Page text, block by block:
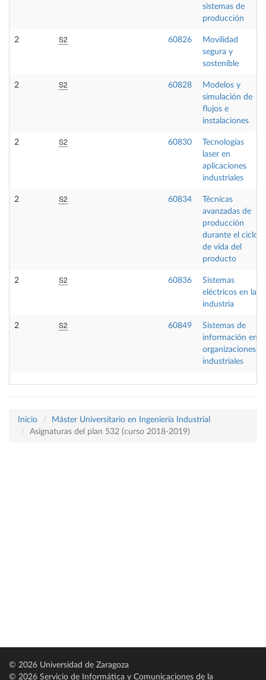
sistemas de
producción
2 S2 60826
Movilidad
segura y
sostenible
2 S2 60828
Modelos y
simulación de
flujos e
instalaciones
2 S2 60830
Tecnologías
laser en
aplicaciones
industriales
2 S2 60834
Técnicas
avanzadas de
producción
durante el ciclo
de vida del
producto
2 S2 60836
Sistemas
eléctricos en la
industria
2 S2 60849
Sistemas de
información en
organizaciones
industriales
Inicio
Máster Universitario en Ingeniería Industrial
Asignaturas del plan 532 (curso 2018-2019)
© 2026 Universidad de Zaragoza
© 2026 Servicio de Informática y Comunicaciones de la